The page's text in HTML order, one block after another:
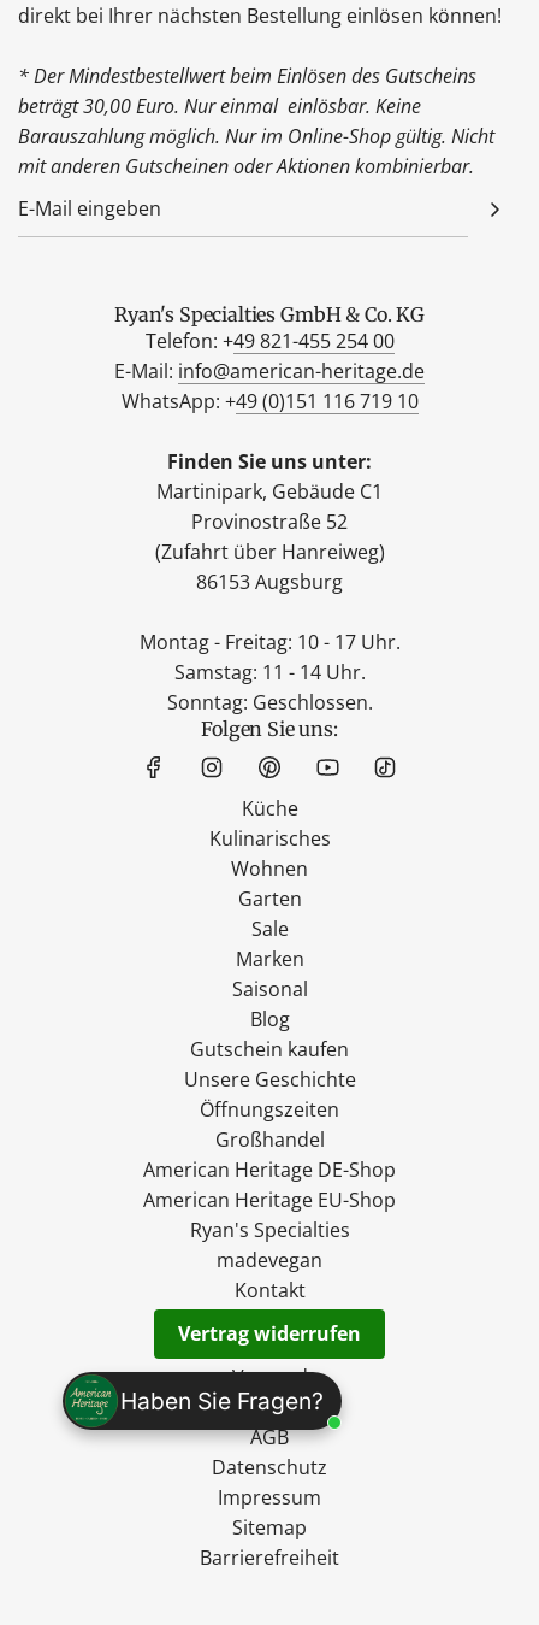
Haben Sie Fragen?
direkt bei Ihrer nächsten Bestellung einlösen können!
* Der Mindestbestellwert beim Einlösen des Gutscheins
beträgt 30,00 Euro. Nur einmal einlösbar. Keine
Barauszahlung möglich. Nur im Online-Shop gültig. Nicht
mit anderen Gutscheinen oder Aktionen kombinierbar.
Ryan's Specialties GmbH & Co. KG
Telefon: +49 821-455 254 00
E-Mail: info@american-heritage.de
WhatsApp: +49 (0)151 116 719 10
Finden Sie uns unter:
Martinipark, Gebäude C1
Provinostraße 52
(Zufahrt über Hanreiweg)
86153 Augsburg
Montag - Freitag: 10 - 17 Uhr.
Samstag: 11 - 14 Uhr.
Sonntag: Geschlossen.
Folgen Sie uns:
Küche
Kulinarisches
Wohnen
Garten
Sale
Marken
Saisonal
Blog
Gutschein kaufen
Unsere Geschichte
Öffnungszeiten
Großhandel
American Heritage DE-Shop
American Heritage EU-Shop
Ryan's Specialties
madevegan
Kontakt
Vertrag widerrufen
Versand
Widerruf
AGB
Datenschutz
Impressum
Sitemap
Barrierefreiheit